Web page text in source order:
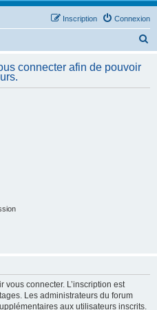
Connexion
Inscription
h
connecter afin de pouvoir
vous connecter. L’inscription est
Les administrateurs du forum
aux utilisateurs inscrits.